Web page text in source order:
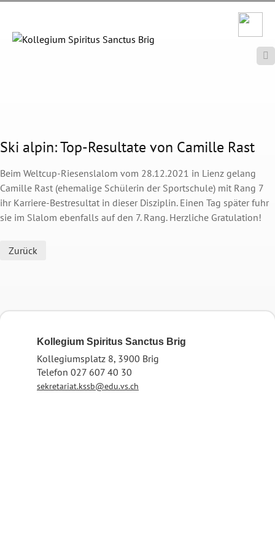

Ski alpin: Top-Resultate von Camille Rast
Beim Weltcup-Riesenslalom vom 28.12.2021 in Lienz gelang
Camille Rast (ehemalige Schülerin der Sportschule) mit Rang 7
ihr Karriere-Bestresultat in dieser Disziplin. Einen Tag später fuhr
sie im Slalom ebenfalls auf den 7. Rang. Herzliche Gratulation!
Zurück
Kollegium Spiritus Sanctus Brig
Kollegiumsplatz 8, 3900 Brig
Telefon 027 607 40 30
sekretariat.kssb@edu.vs.ch